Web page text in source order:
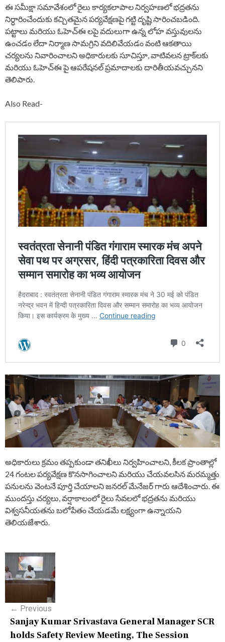
ఈ సమీక్షా సమావేశంలో రైలు కార్యకలాపాల నిర్వహణలో భద్రతను
నిర్ధారించేందుకు కచ్చితమైన పర్యవేక్షణపై గట్టి దృష్టి సారించబడింది.
పట్టాలు మరియు ఓహెచ్‌ఈ లపై వదులుగా ఉన్న లోహ వస్తువులను
ఉంచడం లేదా నిర్మాణ సామగ్రిని వదిలివేయడం వంటి ఆకతాయి
చర్యలను నివారించాలని అధికారులకు సూచిస్తూ, వాటివలన ట్రాక్‌లకు
మరియు ఓహెచ్‌ఈ పై ఆపరేషనల్ ప్రమాదాలకు దారితీయవచ్చునని
తెలిపారు.
Also Read-
అధికారులు క్రమం తప్పకుండా తనిఖీలు నిర్వహించాలని, కీలక ప్రాంతాల్లో
24 గంటల పర్యవేక్షణ కొనసాగించాలని మరియు చేయవలసిన మరమ్మత్తు
పనులను వెంటనే పూర్తి చేయాలని జనరల్ మేనేజర్ గారు ఆదేశించారు. ఈ
ముందస్తు చర్యలు, వర్షాకాలంలో రైలు సేవలలో భద్రతను మరియు
విశ్వసనీయతను బలోపేతం చేయడమే లక్ష్యంగా ఉన్నాయని
తెలియజేశారు.
P
o
n
← Previous
Sanjay Kumar Srivastava General Manager SCR
holds Safety Review Meeting, The Session